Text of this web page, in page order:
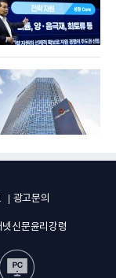
광고문의
넷신문윤리강령